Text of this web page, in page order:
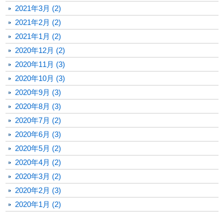
2021年3月 (2)
2021年2月 (2)
2021年1月 (2)
2020年12月 (2)
2020年11月 (3)
2020年10月 (3)
2020年9月 (3)
2020年8月 (3)
2020年7月 (2)
2020年6月 (3)
2020年5月 (2)
2020年4月 (2)
2020年3月 (2)
2020年2月 (3)
2020年1月 (2)